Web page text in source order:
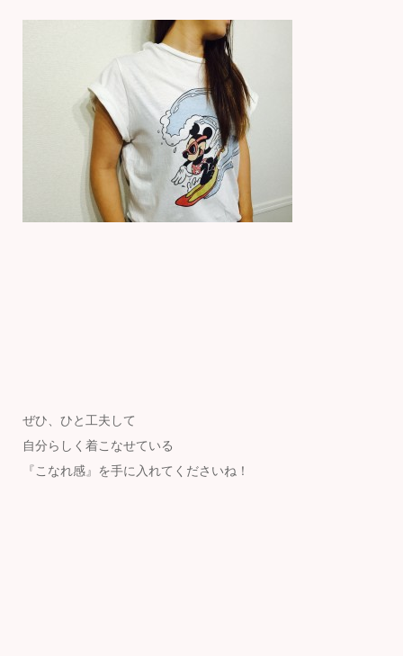
ぜひ、ひと工夫して
自分らしく着こなせている
『こなれ感』を手に入れてくださいね！